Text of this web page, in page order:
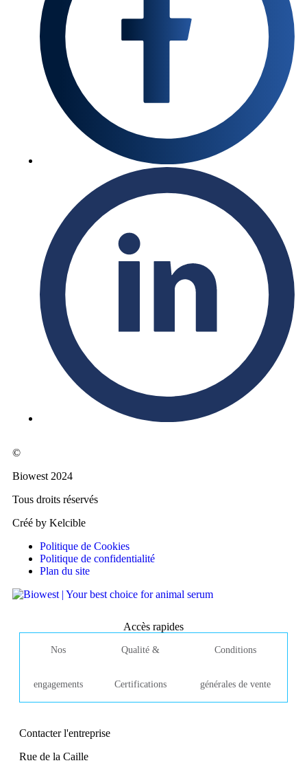
©
Biowest 2024
Tous droits réservés
Créé by Kelcible
Politique de Cookies
Politique de confidentialité
Plan du site
Accès rapides
Nos
engagements
Qualité &
Certifications
Conditions
générales de vente
Contacter l'entreprise
Rue de la Caille